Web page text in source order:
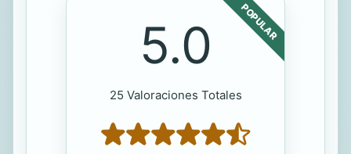
POPULAR
5.0
25 Valoraciones Totales